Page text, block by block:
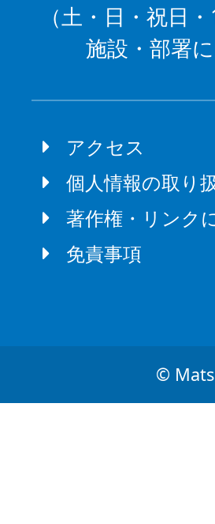
（土・日・祝日
施設・部署
アクセス
個人情報の取り
著作権・リンク
免責事項
©